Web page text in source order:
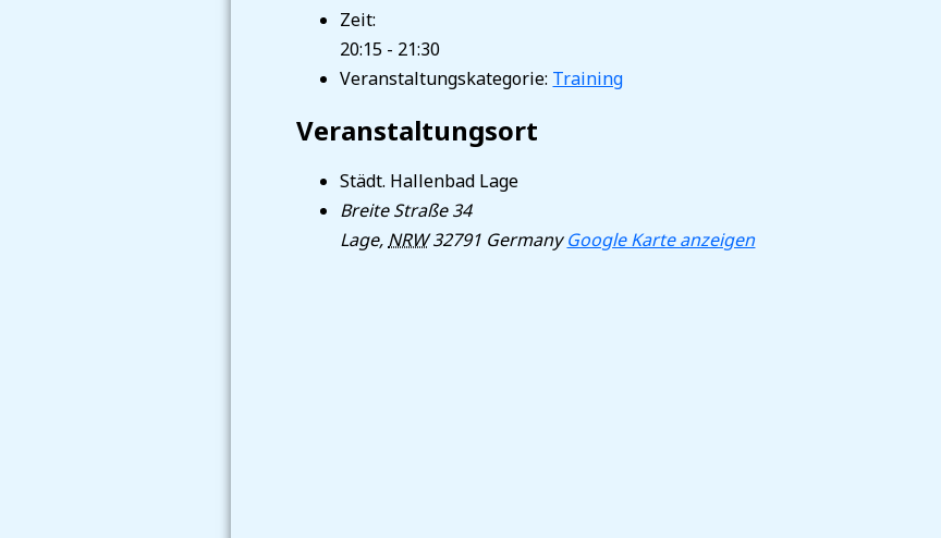
Zeit:
20:15 - 21:30
Veranstaltungskategorie: Training
Veranstaltungsort
Städt. Hallenbad Lage
Breite Straße 34
Lage, NRW 32791 Germany Google Karte anzeigen